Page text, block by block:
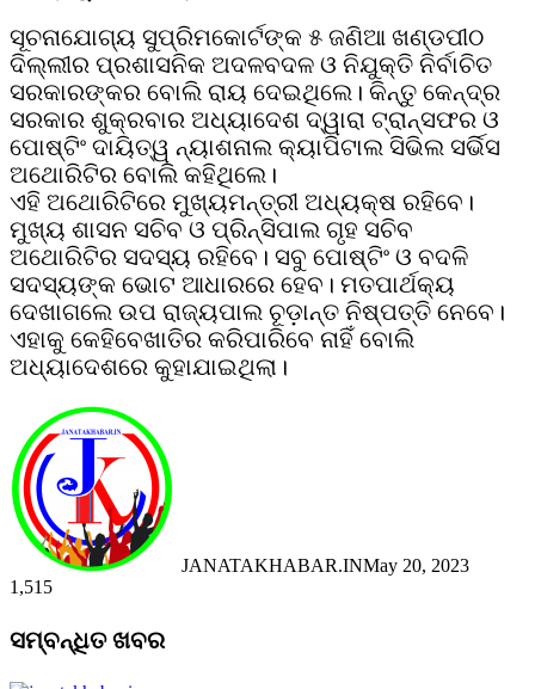
ସୂଚନାଯୋଗ୍ୟ ସୁପ୍ରିମକୋର୍ଟଙ୍କ ୫ ଜଣିଆ ଖଣ୍ଡପୀଠ
ଦିଲ୍ଲୀର ପ୍ରଶାସନିକ ଅଦଳବଦଳ ଓ ନିଯୁକ୍ତି ନିର୍ବାଚିତ
ସରକାରଙ୍କର ବୋଲି ରାୟ ଦେଇଥିଲେ। କିନ୍ତୁ କେନ୍ଦ୍ର
ସରକାର ଶୁକ୍ରବାର ଅଧ୍ୟାଦେଶ ଦ୍ୱାରା ଟ୍ରାନ୍ସଫର ଓ
ପୋଷ୍ଟିଂ ଦାୟିତ୍ୱ ନ୍ୟାଶନାଲ କ୍ୟାପିଟାଲ ସିଭିଲ ସର୍ଭିସ
ଅଥୋରିଟିର ବୋଲି କହିଥିଲେ।
ଏହି ଅଥୋରିଟିରେ ମୁଖ୍ୟମନ୍ତ୍ରୀ ଅଧ୍ୟକ୍ଷ ରହିବେ।
ମୁଖ୍ୟ ଶାସନ ସଚିବ ଓ ପ୍ରିନ୍ସିପାଲ ଗୃହ ସଚିବ
ଅଥୋରିଟିର ସଦସ୍ୟ ରହିବେ। ସବୁ ପୋଷ୍ଟିଂ ଓ ବଦଳି
ସଦସ୍ୟଙ୍କ ଭୋଟ ଆଧାରରେ ହେବ। ମତପାର୍ଥକ୍ୟ
ଦେଖାଗଲେ ଉପ ରାଜ୍ୟପାଲ ଚୂଡ଼ାନ୍ତ ନିଷ୍ପତ୍ତି ନେବେ।
ଏହାକୁ କେହିବେଖାତିର କରିପାରିବେ ନାହିଁ ବୋଲି
ଅଧ୍ୟାଦେଶରେ କୁହାଯାଇଥିଲା।
JANATAKHABAR.INMay 20, 2023
1,515
ସମ୍ବନ୍ଧିତ ଖବର